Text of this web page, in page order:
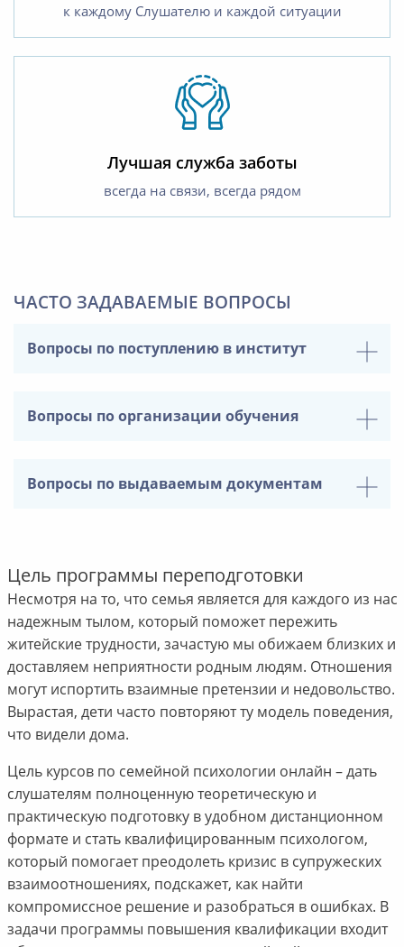
к каждому Слушателю и каждой ситуации
Лучшая служба заботы
всегда на связи, всегда рядом
ЧАСТО ЗАДАВАЕМЫЕ ВОПРОСЫ
Вопросы по поступлению в институт
Вопросы по организации обучения
Вопросы по выдаваемым документам
Цель программы переподготовки
Несмотря на то, что семья является для каждого из нас
надежным тылом, который поможет пережить
житейские трудности, зачастую мы обижаем близких и
доставляем неприятности родным людям. Отношения
могут испортить взаимные претензии и недовольство.
Вырастая, дети часто повторяют ту модель поведения,
что видели дома.
Цель курсов по семейной психологии онлайн – дать
слушателям полноценную теоретическую и
практическую подготовку в удобном дистанционном
формате и стать квалифицированным психологом,
который помогает преодолеть кризис в супружеских
взаимоотношениях, подскажет, как найти
компромиссное решение и разобраться в ошибках. В
задачи программы повышения квалификации входит